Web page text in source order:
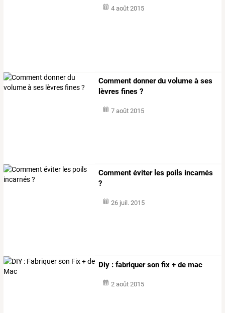
4 août 2015
Comment donner du volume à ses
lèvres fines ?
7 août 2015
Comment éviter les poils incarnés
?
26 juil. 2015
Diy : fabriquer son fix + de mac
2 août 2015